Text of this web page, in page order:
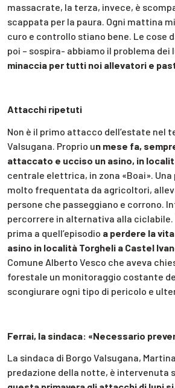
massacrate, la terza, invece, è
scappata per la paura. Ogni mattina
curo e controllo stiano bene. Le cose
poi – sospira- abbiamo il problema dei
minaccia per tutti noi allevatori e
Attacchi ripetuti
Non è il primo attacco dell’estate nel
Valsugana. Proprio un mese fa,
attaccato e ucciso un asino, in
centrale elettrica, in zona «Boai». Una
molto frequentata da agricoltori,
persone che passeggiano e corrono.
percorrere in alternativa alla ciclabile.
prima a quell’episodio a perdere la
asino in località Torgheli a Castel
Comune Alberto Vesco che aveva
forestale un monitoraggio costante
scongiurare ogni tipo di pericolo e
Ferrai, la sindaca: «Necessario
La sindaca di Borgo Valsugana,
predazione della notte, è intervenuta